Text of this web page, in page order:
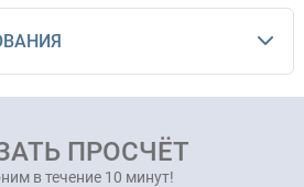
ПРОСЧЁТ
в течение 10 минут!